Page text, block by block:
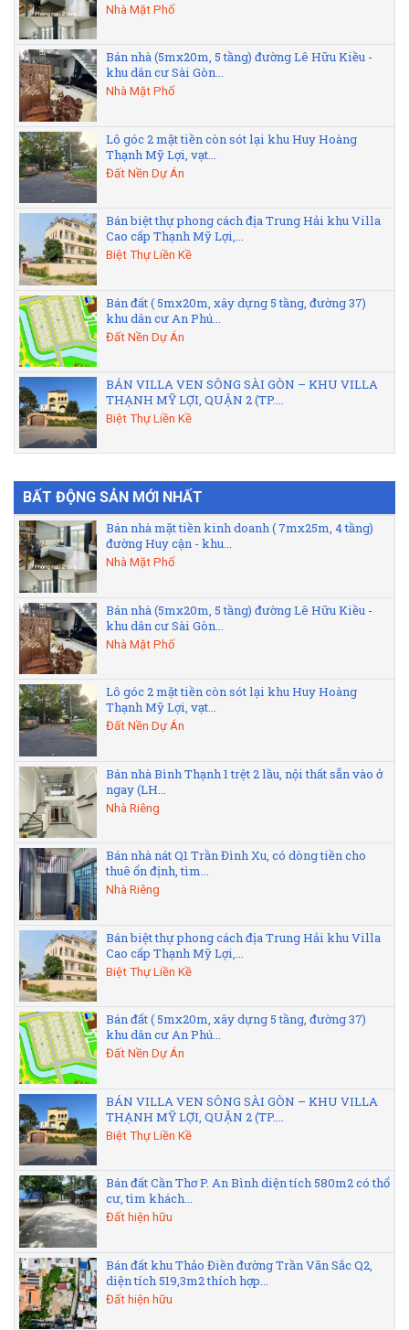
Nhà Mặt Phố
Bán nhà (5mx20m, 5 tầng) đường Lê Hữu Kiều -
khu dân cư Sài Gòn...
Nhà Mặt Phố
Lô góc 2 mặt tiền còn sót lại khu Huy Hoàng
Thạnh Mỹ Lợi, vạt...
Đất Nền Dự Án
Bán biệt thự phong cách địa Trung Hải khu Villa
Cao cấp Thạnh Mỹ Lợi,...
Biệt Thự Liền Kề
Bán đất ( 5mx20m, xây dựng 5 tầng, đường 37)
khu dân cư An Phú...
Đất Nền Dự Án
BÁN VILLA VEN SÔNG SÀI GÒN – KHU VILLA
THẠNH MỸ LỢI, QUẬN 2 (TP....
Biệt Thự Liền Kề
BẤT ĐỘNG SẢN MỚI NHẤT
Bán nhà mặt tiền kinh doanh ( 7mx25m, 4 tầng)
đường Huy cận - khu...
Nhà Mặt Phố
Bán nhà (5mx20m, 5 tầng) đường Lê Hữu Kiều -
khu dân cư Sài Gòn...
Nhà Mặt Phố
Lô góc 2 mặt tiền còn sót lại khu Huy Hoàng
Thạnh Mỹ Lợi, vạt...
Đất Nền Dự Án
Bán nhà Bình Thạnh 1 trệt 2 lầu, nội thất sẵn vào ở
ngay (LH...
Nhà Riêng
Bán nhà nát Q1 Trần Đình Xu, có dòng tiền cho
thuê ổn định, tìm...
Nhà Riêng
Bán biệt thự phong cách địa Trung Hải khu Villa
Cao cấp Thạnh Mỹ Lợi,...
Biệt Thự Liền Kề
Bán đất ( 5mx20m, xây dựng 5 tầng, đường 37)
khu dân cư An Phú...
Đất Nền Dự Án
BÁN VILLA VEN SÔNG SÀI GÒN – KHU VILLA
THẠNH MỸ LỢI, QUẬN 2 (TP....
Biệt Thự Liền Kề
Bán đất Cần Thơ P. An Bình diện tích 580m2 có thổ
cư, tìm khách...
Đất hiện hữu
Bán đất khu Thảo Điền đường Trần Văn Sắc Q2,
diện tích 519,3m2 thích hợp...
Đất hiện hữu